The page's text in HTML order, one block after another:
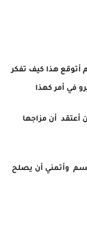
أتوقع هذا كيف تفكر
في أمر كهذا
أعتقد أن مزاجها
وأتمني أن يصلح